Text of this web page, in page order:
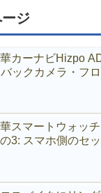
ジ
カーナビHizpo
ックカメラ・フ
スマートウォッ
3: スマホ側のセ